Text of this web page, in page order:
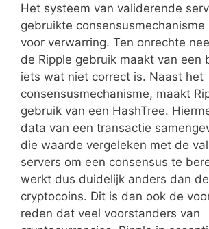
Het systeem van validerende
gebruikte consensusmechanisme
voor verwarring. Ten onrechte
de Ripple gebruik maakt van een
iets wat niet correct is. Naast het
consensusmechanisme, maakt
gebruik van een HashTree.
data van een transactie
die waarde vergeleken met de
servers om een consensus te
werkt dus duidelijk anders dan
cryptocoins. Dit is dan ook de
reden dat veel voorstanders van